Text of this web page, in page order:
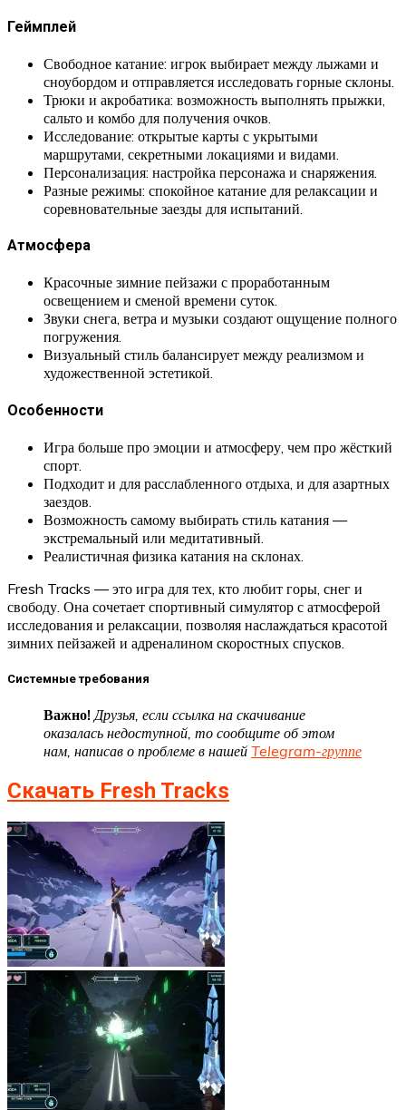
Геймплей
Свободное катание: игрок выбирает между лыжами и
сноубордом и отправляется исследовать горные склоны.
Трюки и акробатика: возможность выполнять прыжки,
сальто и комбо для получения очков.
Исследование: открытые карты с укрытыми
маршрутами, секретными локациями и видами.
Персонализация: настройка персонажа и снаряжения.
Разные режимы: спокойное катание для релаксации и
соревновательные заезды для испытаний.
Атмосфера
Красочные зимние пейзажи с проработанным
освещением и сменой времени суток.
Звуки снега, ветра и музыки создают ощущение полного
погружения.
Визуальный стиль балансирует между реализмом и
художественной эстетикой.
Особенности
Игра больше про эмоции и атмосферу, чем про жёсткий
спорт.
Подходит и для расслабленного отдыха, и для азартных
заездов.
Возможность самому выбирать стиль катания —
экстремальный или медитативный.
Реалистичная физика катания на склонах.
Fresh Tracks — это игра для тех, кто любит горы, снег и
свободу. Она сочетает спортивный симулятор с атмосферой
исследования и релаксации, позволяя наслаждаться красотой
зимних пейзажей и адреналином скоростных спусков.
Системные требования
Важно!Друзья, если ссылка на скачивание
оказалась недоступной, то сообщите об этом
нам, написав о проблеме в нашей Telegram-группе
Скачать Fresh Tracks